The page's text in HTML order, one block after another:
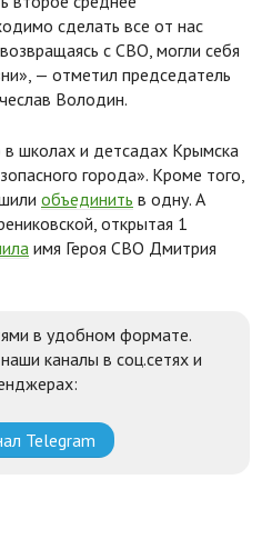
сделать все от нас
с СВО, могли себя
— отметил председатель
Володин.
в школах и детсадах Крымска
города». Кроме того,
объединить в одну. А
открытая 1
имя Героя СВО Дмитрия
в удобном формате.
каналы в соц.сетях и
Telegram